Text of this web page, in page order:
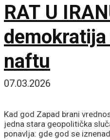
RAT U
naftu
07.03.2026
Kad god Zapad brani
jedna stara geopolitička
ponavlja: gde god se